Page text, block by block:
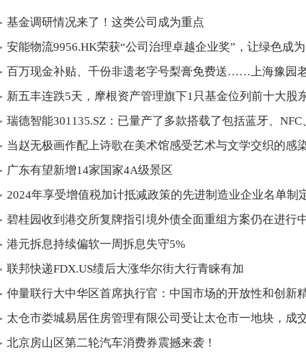
基金调研情况来了！这类公司成为重点
安能物流9956.HK荣获“公司治理卓越企业奖”，让绿色成
百万现金补贴、千份非遗老字号梨膏免费送……上海豫园
新五丰连跌5天，摩根资产管理旗下1只基金位列前十大股
瑞德智能301135.SZ：已量产了多款搭载了包括蓝牙、NFC
当赵无极画作配上诗歌在美术馆感受艺术与文学交织的感
广东有望新增14家国家4A级景区
2024年享受增值税加计抵减政策的先进制造业企业名单制
碧桂园收到港交所复牌指引境外债全面重组方案仍在进行
港元拆息持续偏软一周拆息失守5%
联邦快递FDX.US绩后大涨华尔街大行青睐有加
仲量联行大中华区首席执行官：中国市场的开放性和创新
太仓市娄城易居住房管理有限公司受让太仓市一地块，成
北京房山区第二轮汽车消费券震撼来袭！